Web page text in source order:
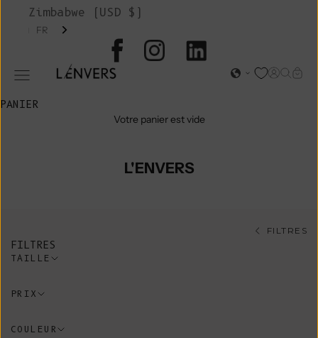
L'ENVERS
Ouvrir le menu de navigation Page
Zimbabwe (USD $)
FR
PANIER
Votre panier est vide
L'ENVERS
FILTRES
FILTRES
TAILLE
PRIX
COULEUR